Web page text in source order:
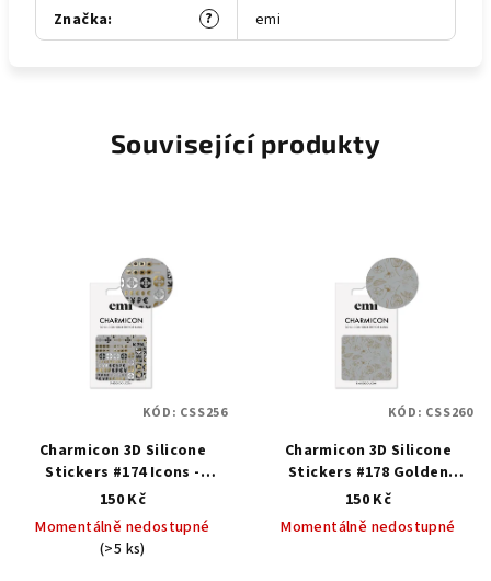
?
Značka: emi
Související produkty
Charmicon 3D Silicone
Stickers #174 Icons -
samolepka
150 Kč
Momentálně nedostupné
(>5 ks)
KÓD: CSS256
Charmicon 3D Silicone
Stickers #178 Golden
Flowers - samolepka
150 Kč
Momentálně nedostupné
KÓD: CSS260